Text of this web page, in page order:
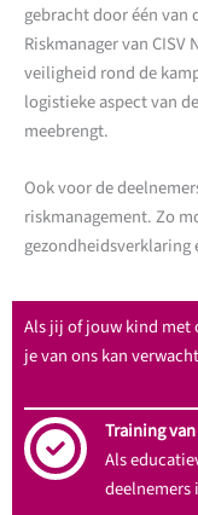
gebracht door één van
Riskmanager van
veiligheid rond de
logistieke aspect van
meebrengt.
Ook voor de
riskmanagement. Zo
Als jij of jouw kind met
je van ons kan
Training
Als
deelnemers